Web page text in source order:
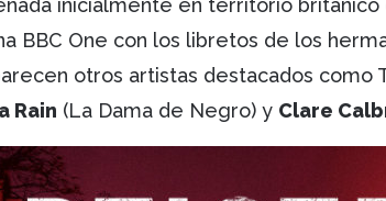
inicialmente en territorio británico
BBC One con los libretos de los
otros artistas destacados como
Rain (La Dama de Negro) y Clare